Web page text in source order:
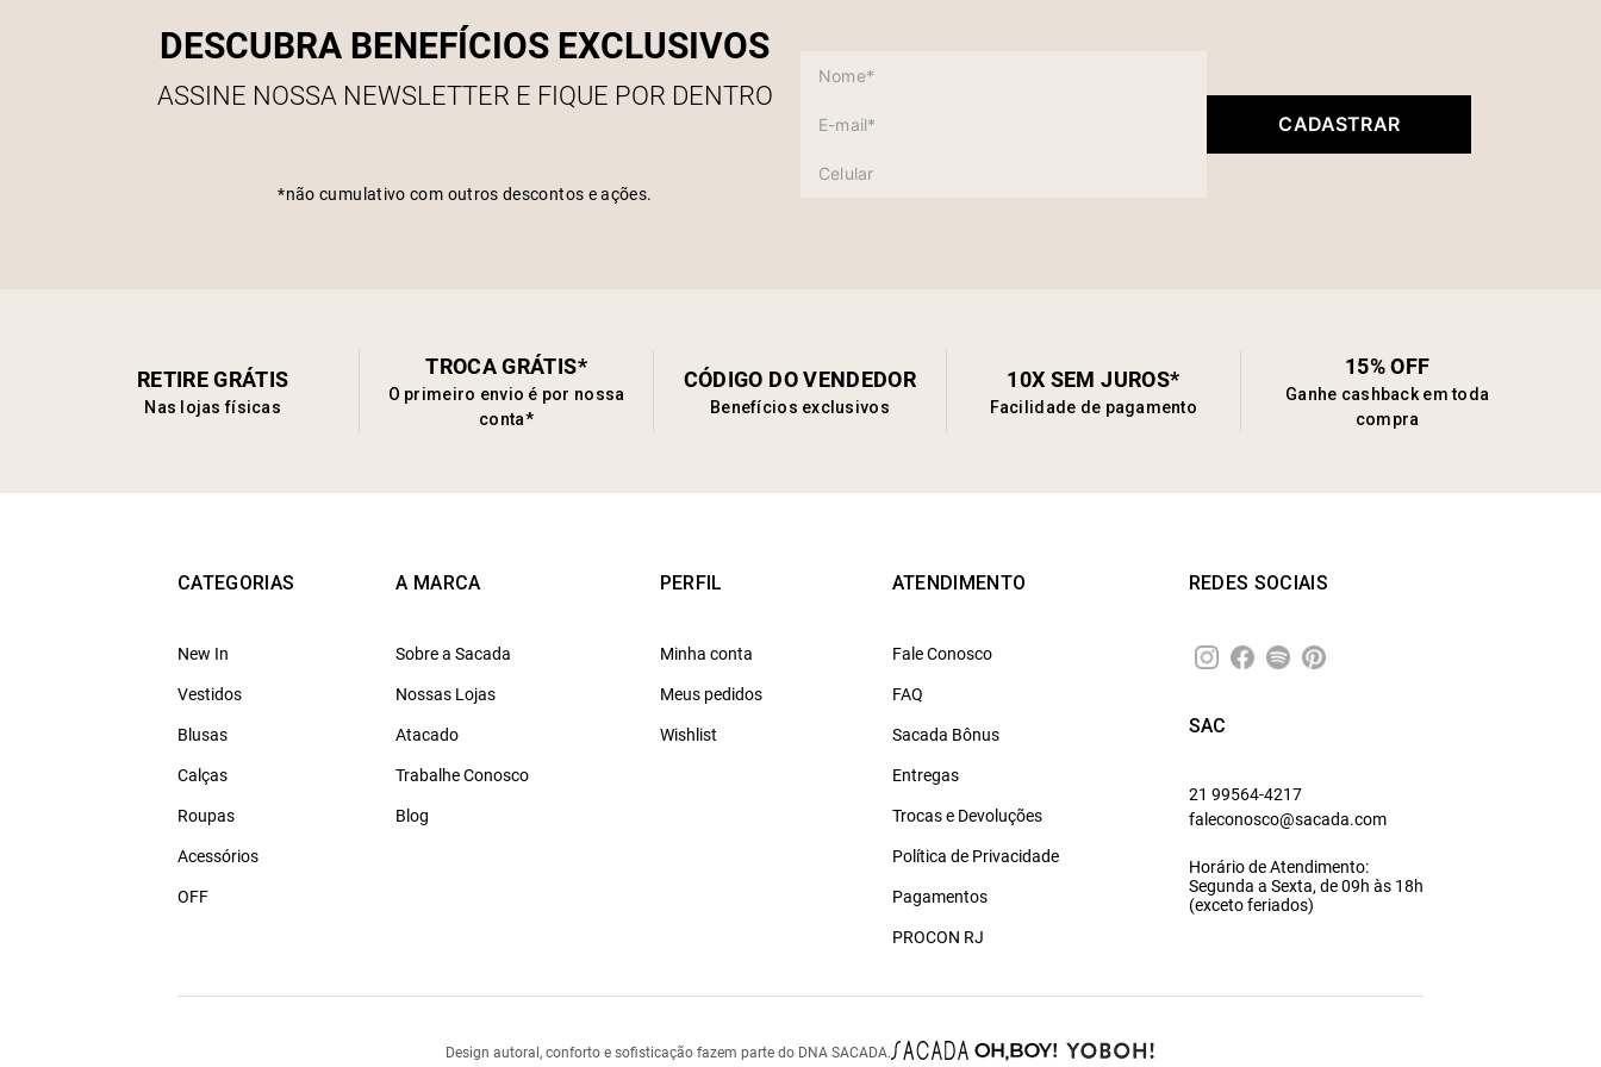
DESCUBRA BENEFÍCIOS EXCLUSIVOS
ASSINE NOSSA NEWSLETTER E FIQUE POR DENTRO
*não cumulativo com outros descontos e ações.
CADASTRAR
RETIRE GRÁTIS
Nas lojas físicas
TROCA GRÁTIS*
O primeiro envio é por nossa
conta*
CÓDIGO DO VENDEDOR
Benefícios exclusivos
10X SEM JUROS*
Facilidade de pagamento
15% OFF
Ganhe cashback em toda
compra
CATEGORIAS
New In
Vestidos
Blusas
Calças
Roupas
Acessórios
OFF
A MARCA
Sobre a Sacada
Nossas Lojas
Atacado
Trabalhe Conosco
Blog
PERFIL
Minha conta
Meus pedidos
Wishlist
ATENDIMENTO
Fale Conosco
FAQ
Sacada Bônus
Entregas
Trocas e Devoluções
Política de Privacidade
Pagamentos
PROCON RJ
REDES SOCIAIS
SAC
21 99564-4217
faleconosco@sacada.com
Horário de Atendimento:
Segunda a Sexta, de 09h às 18h
(exceto feriados)
Design autoral, conforto e sofisticação fazem parte do DNA SACADA.